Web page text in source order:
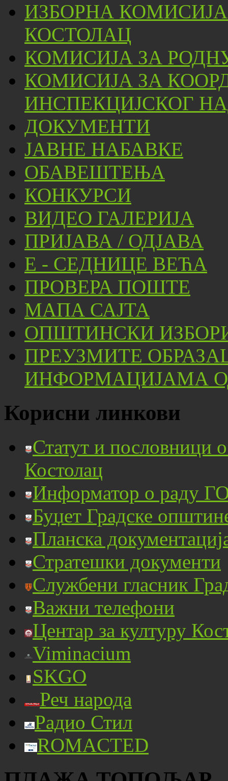
ИЗБОРНА
КОСТОЛАЦ
КОМИСИЈА ЗА
КОМИСИЈА ЗА
ИНСПЕКЦИЈСКОГ
ДОКУМЕНТИ
ЈАВНЕ НАБАВКЕ
ОБАВЕШТЕЊА
КОНКУРСИ
ВИДЕО ГАЛЕРИЈА
ПРИЈАВА / ОДЈАВА
Е - СЕДНИЦЕ ВЕЋА
ПРОВЕРА ПОШТЕ
МАПА САЈТА
ОПШТИНСКИ
ПРЕУЗМИТЕ
ИНФОРМАЦИЈАМА
Корисни линкови
Статут и пословници
Костолац
Информатор о раду
Буџет Градске
Планска
Стратешки документи
Службени гласник
Важни телефони
Центар за културу
Viminacium
SKGO
Реч народа
Радио Стил
ROMACTED